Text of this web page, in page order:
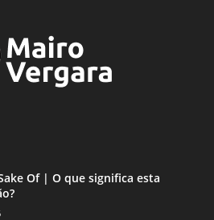
Of | O que significa esta